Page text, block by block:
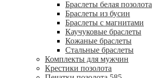
Браслеты белая позолота
Браслеты из бусин
Браслеты с магнитами
Каучуковые браслеты
Кожаные браслеты
Стальные браслеты
Комплекты для мужчин
Крестики позолота